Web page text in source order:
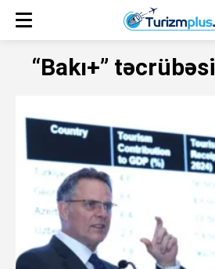
“Bakı+” təcrübəsi